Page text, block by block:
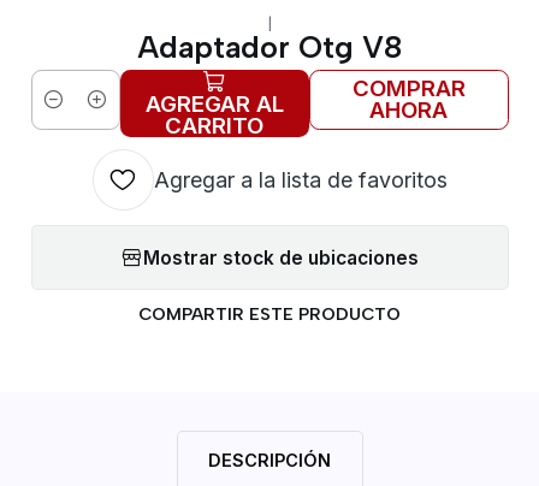
|
Adaptador Otg V8
Cantidad AGREGAR AL
CARRITO
COMPRAR
AHORA
Agregar a la lista de favoritos
Mostrar stock de ubicaciones
COMPARTIR ESTE PRODUCTO
DESCRIPCIÓN